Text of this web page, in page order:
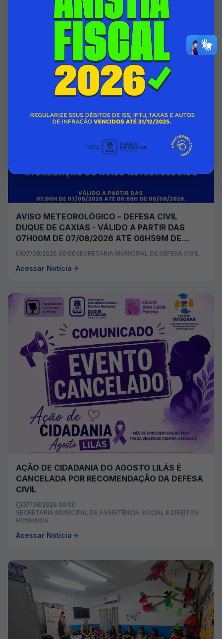
HOSPITAL INFANTIL ISMÉLIA DA SILVEIRA
PASSA A CONTAR COM ÁREA DO 1º ANDAR
TOTALMENTE REFORMADA
SECRETARIA MUNICIPAL DE SAÚDE
Acessar Notícia
AVISO METEOROLÓGICO – DEFESA CIVIL
DUQUE DE CAXIAS - VÁLIDO A PARTIR DAS
07H00M DE 07/08/2026 ATÉ 06H59M DE
08/08/2026
07/08/2026 00:00SECRETARIA MUNICIPAL DE DEFESA CIVIL
Acessar Notícia
AÇÃO DE CIDADANIA DO AGOSTO LILÁS É
CANCELADA POR RECOMENDAÇÃO DA DEFESA
CIVIL
07/08/2026 00:00
SECRETARIA MUNICIPAL DE ASSISTÊNCIA SOCIAL E DIREITOS
HUMANOS
Acessar Notícia